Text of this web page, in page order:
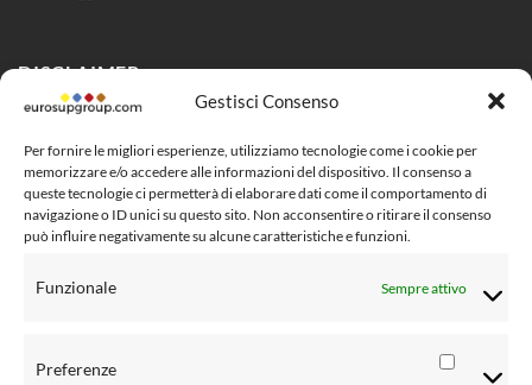
Gestisci Consenso
Per fornire le migliori esperienze, utilizziamo tecnologie come i cookie per
memorizzare e/o accedere alle informazioni del dispositivo. Il consenso a
queste tecnologie ci permetterà di elaborare dati come il comportamento di
navigazione o ID unici su questo sito. Non acconsentire o ritirare il consenso
può influire negativamente su alcune caratteristiche e funzioni.
Funzionale Sempre attivo
Preferenze
DISCLAIMER
Privacy Policy
Cookie Policy (UE)
Social Media Policy
Condizioni di vendita al pubblico
Informativa Privacy clienti